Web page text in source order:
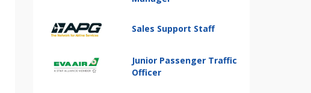
Sales Support Staff
Junior Passenger Traffic
Officer